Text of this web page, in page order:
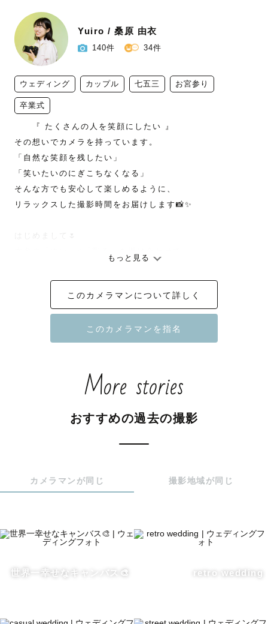
Yuiro / 桑原 由衣
140件 34件
ウェディング カップル 七五三 お宮参り
卒業式
『 たくさんの人を笑顔にしたい 』
その想いでカメラを持っています。
「自然な笑顔を残したい」
「笑いたいのにぎこちなくなる」
そんな方でも安心して楽しめるように、
リラックスした撮影時間をお届けします📸✨
『　Yuiro　』 と申します！
前職はカメラ会社で勤務📸
年間150件以上の撮影を担当しました。
・挙式・披露宴の当日撮影
・ナイトウェディング撮影
① 笑顔を届ける写真のはじまり
④ その他ご案内
もっと見る
このカメラマンについて詳しく
More stories
おすすめの過去の撮影
カメラマンが同じ 撮影地域が同じ
世界一幸せなキャンバス🎨 retro wedding